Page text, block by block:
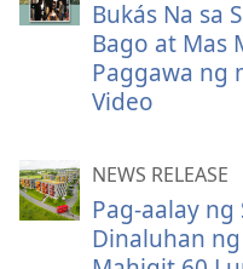
Bukás Na sa
Bago at Mas
Paggawa ng
Video
NEWS RELEASE
Pag-aalay
Dinaluhan